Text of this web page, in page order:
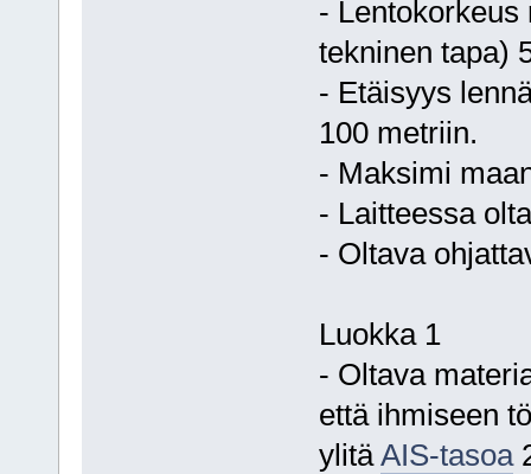
- Lentokorkeus
tekninen tapa)
- Etäisyys
100 metriin.
- Maksimi
- Laitteessa
- Oltava
Luokka 1
- Oltava
että ihmiseen
ylitäAIS-tasoa